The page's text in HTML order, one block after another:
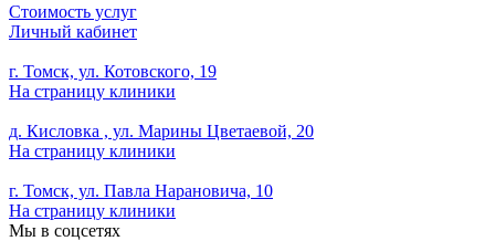
Стоимость услуг
Личный кабинет
г. Томск, ул. Котовского, 19
На страницу клиники
д. Кисловка , ул. Марины Цветаевой, 20
На страницу клиники
г. Томск, ул. Павла Нарановича, 10
На страницу клиники
Мы в соцсетях